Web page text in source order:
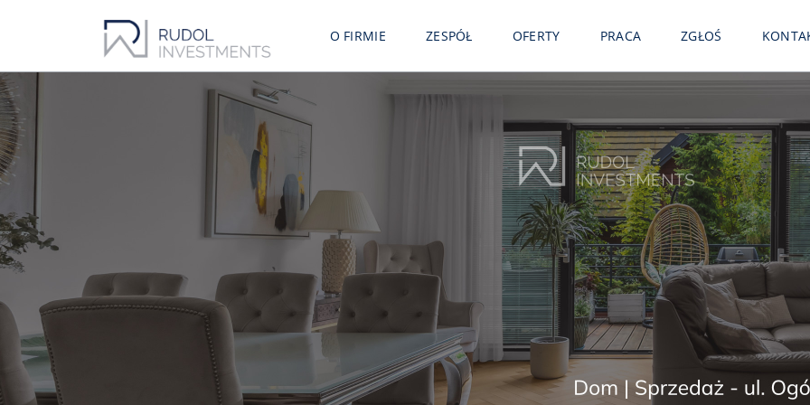
O FIRMIE ZESPÓŁ OFERTY PRACA ZGŁOŚ